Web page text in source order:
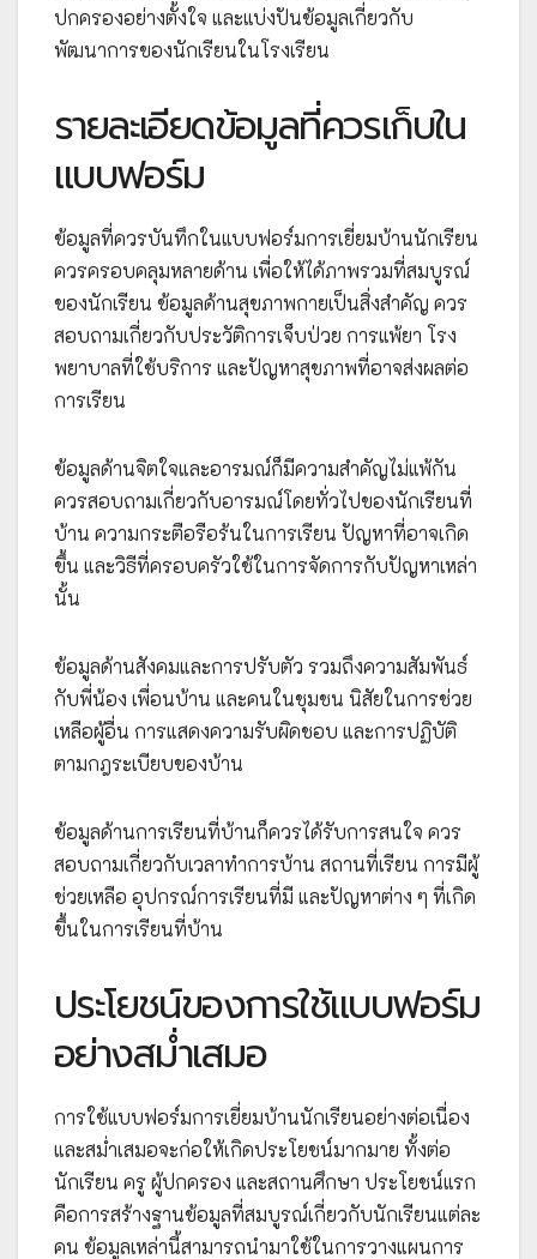
ปกครองอย่างตั้งใจ และแบ่งปันข้อมูลเกี่ยวกับ
พัฒนาการของนักเรียนในโรงเรียน
รายละเอียดข้อมูลที่ควรเก็บใน
แบบฟอร์ม
ข้อมูลที่ควรบันทึกในแบบฟอร์มการเยี่ยมบ้านนักเรียน
ควรครอบคลุมหลายด้าน เพื่อให้ได้ภาพรวมที่สมบูรณ์
ของนักเรียน ข้อมูลด้านสุขภาพกายเป็นสิ่งสำคัญ ควร
สอบถามเกี่ยวกับประวัติการเจ็บป่วย การแพ้ยา โรง
พยาบาลที่ใช้บริการ และปัญหาสุขภาพที่อาจส่งผลต่อ
การเรียน
ข้อมูลด้านจิตใจและอารมณ์ก็มีความสำคัญไม่แพ้กัน
ควรสอบถามเกี่ยวกับอารมณ์โดยทั่วไปของนักเรียนที่
บ้าน ความกระตือรือร้นในการเรียน ปัญหาที่อาจเกิด
ขึ้น และวิธีที่ครอบครัวใช้ในการจัดการกับปัญหาเหล่า
นั้น
ข้อมูลด้านสังคมและการปรับตัว รวมถึงความสัมพันธ์
กับพี่น้อง เพื่อนบ้าน และคนในชุมชน นิสัยในการช่วย
เหลือผู้อื่น การแสดงความรับผิดชอบ และการปฏิบัติ
ตามกฎระเบียบของบ้าน
ข้อมูลด้านการเรียนที่บ้านก็ควรได้รับการสนใจ ควร
สอบถามเกี่ยวกับเวลาทำการบ้าน สถานที่เรียน การมีผู้
ช่วยเหลือ อุปกรณ์การเรียนที่มี และปัญหาต่าง ๆ ที่เกิด
ขึ้นในการเรียนที่บ้าน
ประโยชน์ของการใช้แบบฟอร์ม
อย่างสม่ำเสมอ
การใช้แบบฟอร์มการเยี่ยมบ้านนักเรียนอย่างต่อเนื่อง
และสม่ำเสมอจะก่อให้เกิดประโยชน์มากมาย ทั้งต่อ
นักเรียน ครู ผู้ปกครอง และสถานศึกษา ประโยชน์แรก
คือการสร้างฐานข้อมูลที่สมบูรณ์เกี่ยวกับนักเรียนแต่ละ
คน ข้อมูลเหล่านี้สามารถนำมาใช้ในการวางแผนการ